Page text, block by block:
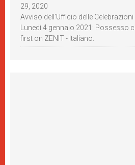
29, 2020
Avviso dell’Ufficio delle
Lunedì 4 gennaio 2021: Possesso
first on ZENIT - Italiano.